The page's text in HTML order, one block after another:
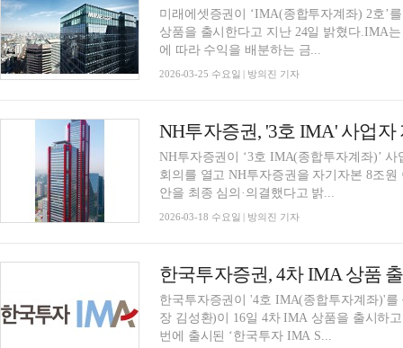
미래에셋증권이 ‘IMA(종합투자계좌) 2호’
상품을 출시한다고 지난 24일 밝혔다.IMA
에 따라 수익을 배분하는 금...
2026-03-25 수요일 | 방의진 기자
NH투자증권, '3호 IMA' 사업
NH투자증권이 ‘3호 IMA(종합투자계좌)’
회의를 열고 NH투자증권을 자기자본 8조
안을 최종 심의·의결했다고 밝...
2026-03-18 수요일 | 방의진 기자
한국투자증권, 4차 IMA 상품
한국투자증권이 '4호 IMA(종합투자계좌)'
장 김성환)이 16일 4차 IMA 상품을 출시하
번에 출시된 ‘한국투자 IMA S...